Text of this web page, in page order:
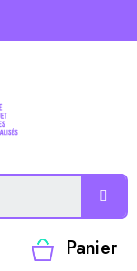
Panier